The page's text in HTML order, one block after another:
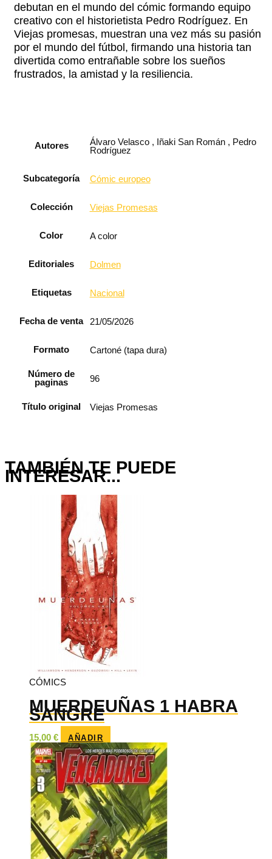
debutan en el mundo del cómic formando equipo
creativo con el historietista Pedro Rodríguez. En
Viejas promesas, muestran una vez más su pasión
por el mundo del fútbol, firmando una historia tan
divertida como entrañable sobre los sueños
frustrados, la amistad y la resiliencia.
Autores
Álvaro Velasco , Iñaki San Román , Pedro
Rodríguez
Subcategoría Cómic europeo
Colección Viejas Promesas
Color A color
Editoriales Dolmen
Etiquetas Nacional
Fecha de venta 21/05/2026
Formato Cartoné (tapa dura)
Número de
paginas
96
Título original Viejas Promesas
TAMBIÉN TE PUEDE
INTERESAR...
CÓMICS
MUERDEUÑAS 1 HABRA
SANGRE
15,00 € AÑADIR